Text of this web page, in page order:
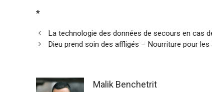
*
La technologie des données de secours en cas
Dieu prend soin des affligés – Nourriture pour
Malik Benchetrit